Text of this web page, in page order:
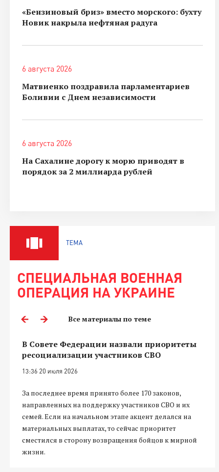
«Бензиновый бриз» вместо морского: бухту
Новик накрыла нефтяная радуга
6 августа 2026
Матвиенко поздравила парламентариев
Боливии с Днем независимости
6 августа 2026
На Сахалине дорогу к морю приводят в
порядок за 2 миллиарда рублей
ТЕМА
СПЕЦИАЛЬНАЯ ВОЕННАЯ
ОПЕРАЦИЯ НА УКРАИНЕ
Все материалы по теме
В Совете Федерации назвали приоритеты
ресоциализации участников СВО
13:36 20 июля 2026
За последнее время принято более 170 законов,
направленных на поддержку участников СВО и их
семей. Если на начальном этапе акцент делался на
материальных выплатах, то сейчас приоритет
сместился в сторону возвращения бойцов к мирной
жизни.